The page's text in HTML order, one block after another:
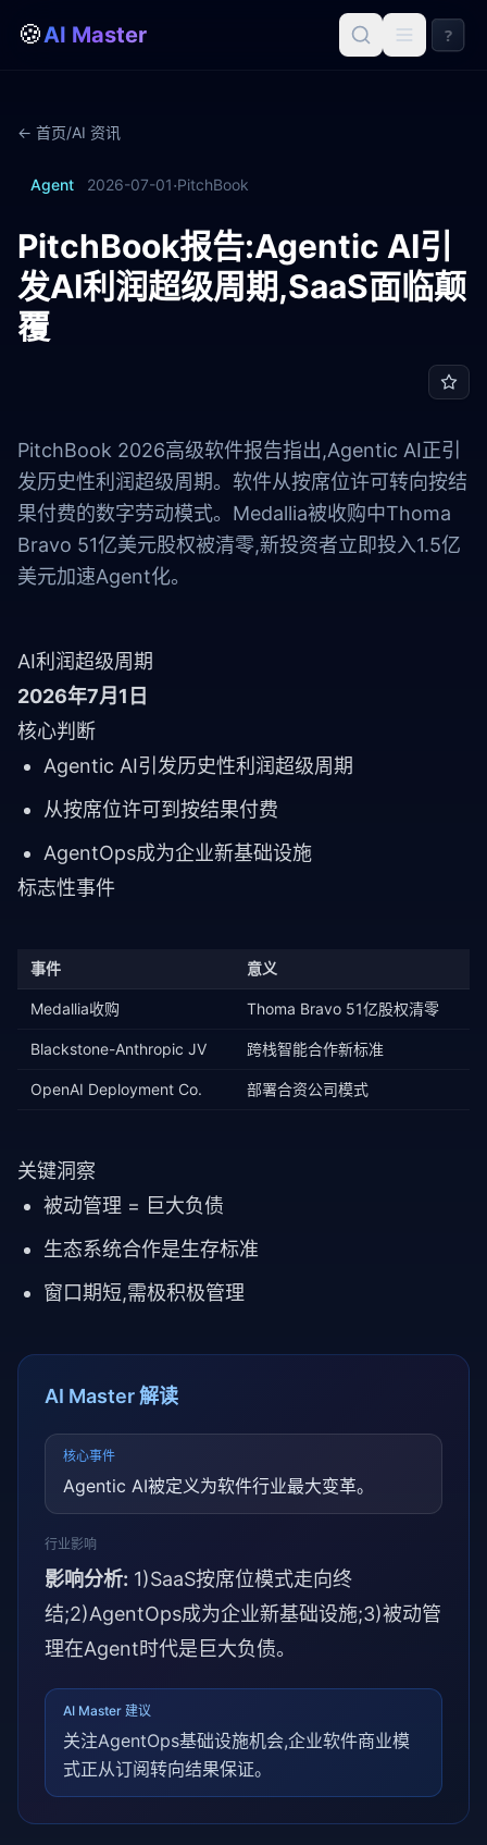
🍪AI Master ?
← 首页/AI 资讯
Agent 2026-07-01·PitchBook
PitchBook报告:Agentic AI引
发AI利润超级周期,SaaS面临颠
覆
PitchBook 2026高级软件报告指出,Agentic AI正引
发历史性利润超级周期。软件从按席位许可转向按结
果付费的数字劳动模式。Medallia被收购中Thoma
Bravo 51亿美元股权被清零,新投资者立即投入1.5亿
美元加速Agent化。
AI利润超级周期
2026年7月1日
核心判断
Agentic AI引发历史性利润超级周期
从按席位许可到按结果付费
AgentOps成为企业新基础设施
标志性事件
事件 意义
Medallia收购 Thoma Bravo 51亿股权清零
Blackstone-Anthropic JV 跨栈智能合作新标准
OpenAI Deployment Co. 部署合资公司模式
关键洞察
被动管理 = 巨大负债
生态系统合作是生存标准
窗口期短,需极积极管理
AI Master 解读
核心事件
Agentic AI被定义为软件行业最大变革。
行业影响
影响分析: 1)SaaS按席位模式走向终
结;2)AgentOps成为企业新基础设施;3)被动管
理在Agent时代是巨大负债。
AI Master 建议
关注AgentOps基础设施机会,企业软件商业模
式正从订阅转向结果保证。